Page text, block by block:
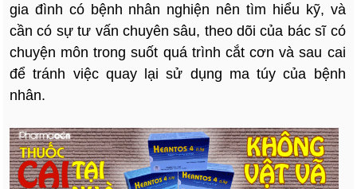
gia đình có bệnh nhân nghiện nên tìm hiểu kỹ, và
cần có sự tư vấn chuyên sâu, theo dõi của bác sĩ có
chuyện môn trong suốt quá trình cắt cơn và sau cai
để tránh việc quay lại sử dụng ma túy của bệnh
nhân.